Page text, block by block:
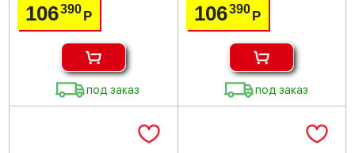
106390Р
под заказ
106390 Р
под заказ